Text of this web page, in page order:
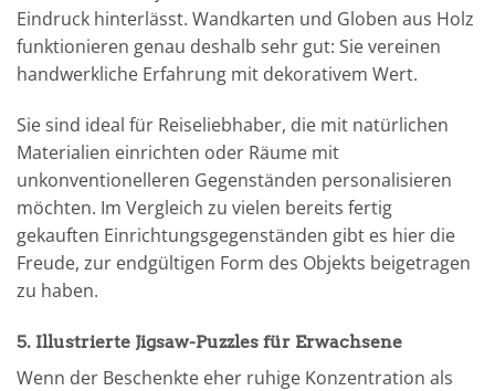
Eindruck hinterlässt. Wandkarten und Globen aus Holz
funktionieren genau deshalb sehr gut: Sie vereinen
handwerkliche Erfahrung mit dekorativem Wert.
Sie sind ideal für Reiseliebhaber, die mit natürlichen
Materialien einrichten oder Räume mit
unkonventionelleren Gegenständen personalisieren
möchten. Im Vergleich zu vielen bereits fertig
gekauften Einrichtungsgegenständen gibt es hier die
Freude, zur endgültigen Form des Objekts beigetragen
zu haben.
5. Illustrierte Jigsaw-Puzzles für Erwachsene
Wenn der Beschenkte eher ruhige Konzentration als